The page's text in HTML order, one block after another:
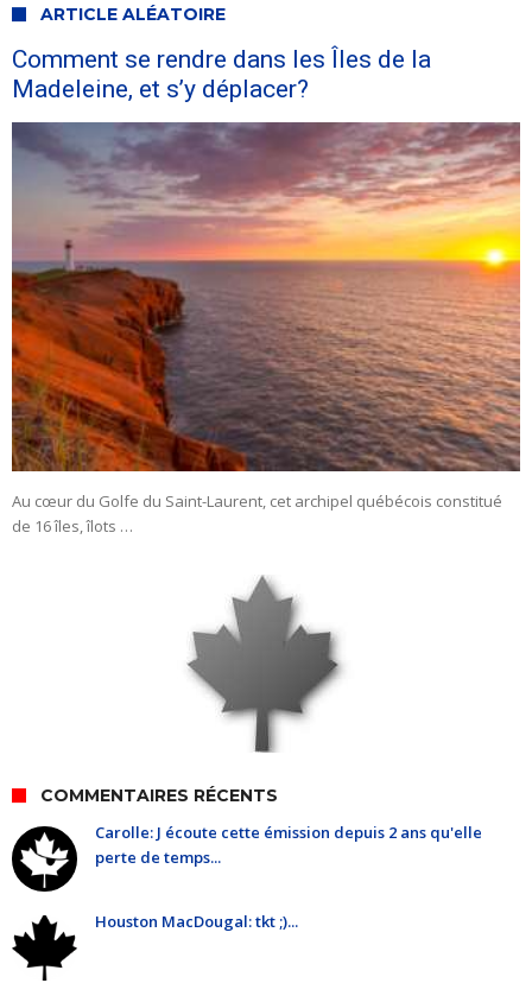
ARTICLE ALÉATOIRE
Comment se rendre dans les Îles de la
Madeleine, et s’y déplacer?
Au cœur du Golfe du Saint-Laurent, cet archipel québécois constitué
de 16 îles, îlots …
COMMENTAIRES RÉCENTS
Carolle: J écoute cette émission depuis 2 ans qu'elle
perte de temps...
Houston MacDougal: tkt ;)...